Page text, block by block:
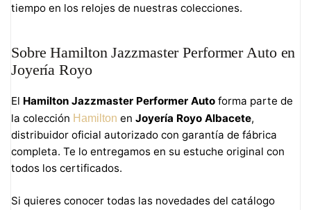
tiempo en los relojes de nuestras colecciones.
Sobre Hamilton Jazzmaster Performer Auto en
Joyería Royo
El Hamilton Jazzmaster Performer Auto forma parte de
la colección Hamilton en Joyería Royo Albacete,
distribuidor oficial autorizado con garantía de fábrica
completa. Te lo entregamos en su estuche original con
todos los certificados.
Si quieres conocer todas las novedades del catálogo